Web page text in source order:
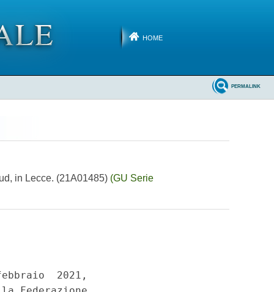
HOME
PERMALINK
in Lecce. (21A01485) (GU Serie